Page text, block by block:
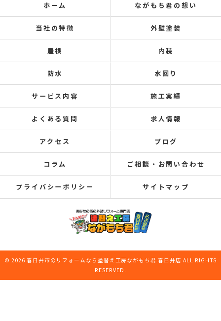
ホーム ながもち君の想い
当社の特徴 外壁塗装
屋根 内装
防水 水回り
サービス内容 施工実績
よくある質問 求人情報
アクセス ブログ
コラム ご相談・お問い合わせ
プライバシーポリシー サイトマップ
© 2026 春日井市のリフォームなら塗替え工房ながもち君 春日井店 ALL RIGHTS
RESERVED.